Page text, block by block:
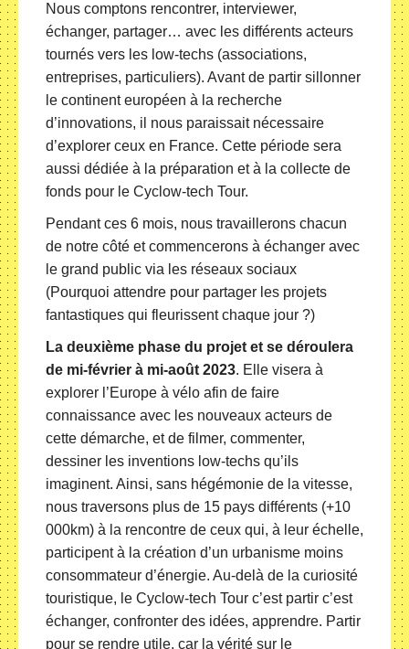
Nous comptons rencontrer, interviewer,
échanger, partager… avec les différents acteurs
tournés vers les low-techs (associations,
entreprises, particuliers). Avant de partir sillonner
le continent européen à la recherche
d’innovations, il nous paraissait nécessaire
d’explorer ceux en France. Cette période sera
aussi dédiée à la préparation et à la collecte de
fonds pour le Cyclow-tech Tour.
Pendant ces 6 mois, nous travaillerons chacun
de notre côté et commencerons à échanger avec
le grand public via les réseaux sociaux
(Pourquoi attendre pour partager les projets
fantastiques qui fleurissent chaque jour ?)
La deuxième phase du projet et se déroulera
de mi-février à mi-août 2023. Elle visera à
explorer l’Europe à vélo afin de faire
connaissance avec les nouveaux acteurs de
cette démarche, et de filmer, commenter,
dessiner les inventions low-techs qu’ils
imaginent. Ainsi, sans hégémonie de la vitesse,
nous traversons plus de 15 pays différents (+10
000km) à la rencontre de ceux qui, à leur échelle,
participent à la création d’un urbanisme moins
consommateur d’énergie. Au-delà de la curiosité
touristique, le Cyclow-tech Tour c’est partir c’est
échanger, confronter des idées, apprendre. Partir
pour se rendre utile, car la vérité sur le